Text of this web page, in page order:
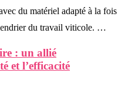
du matériel adapté à la fois
du travail viticole. …
: un allié
et l’efficacité